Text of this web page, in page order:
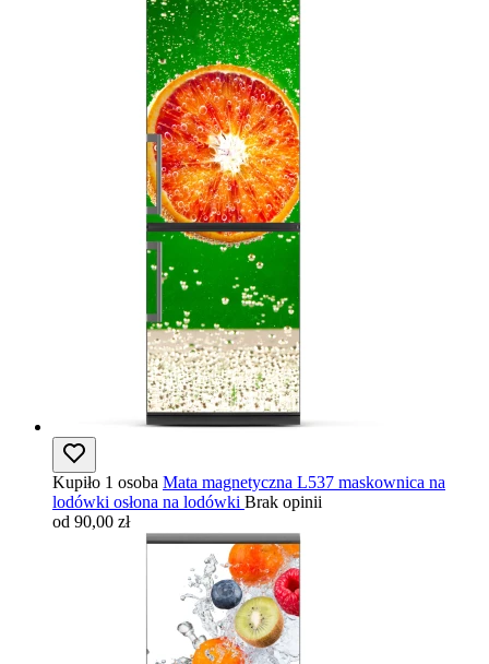
Kupiło 1 osoba Mata magnetyczna L537 maskownica na
lodówki osłona na lodówki Brak opinii
od 90,00 zł